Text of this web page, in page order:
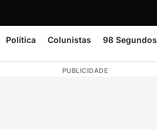
Política Colunistas 98 Segundos
PUBLICIDADE